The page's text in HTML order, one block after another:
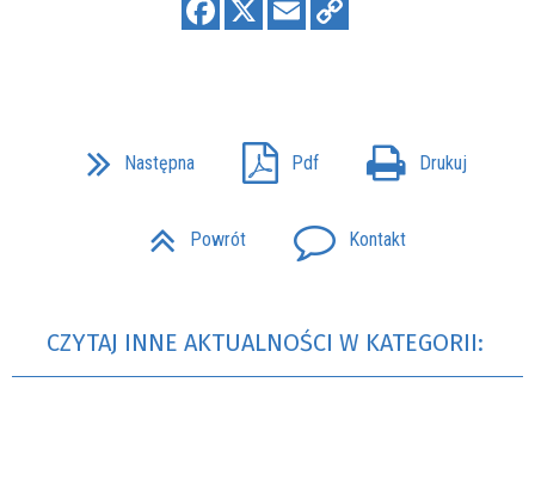
Następna Pdf Drukuj
Powrót Kontakt
CZYTAJ INNE AKTUALNOŚCI W KATEGORII: